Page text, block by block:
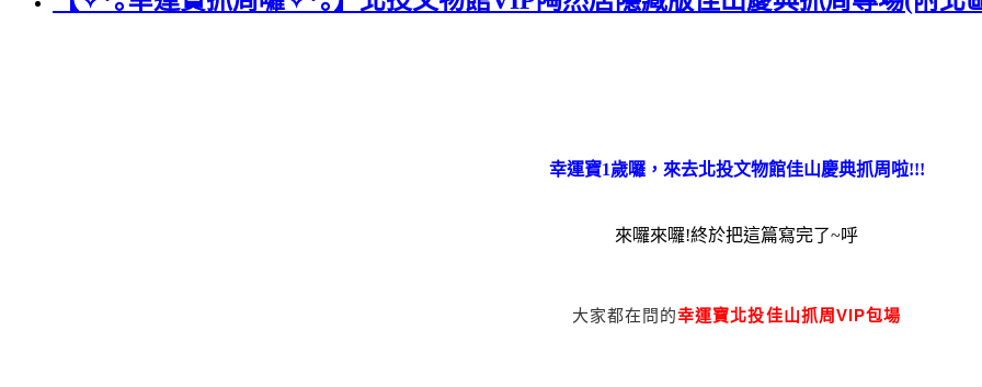
幸運寶1歲囉，來去北投文物館佳山慶典抓周啦!!!
來囉來囉!終於把這篇寫完了~呼
大家都在問的幸運寶北投佳山抓周VIP包場